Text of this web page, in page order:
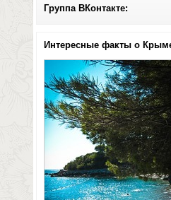
Группа ВКонтакте:
Интересные факты о